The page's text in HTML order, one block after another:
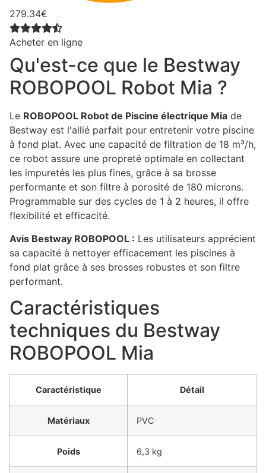
279.34€
Acheter en ligne
Qu'est-ce que le Bestway
ROBOPOOL Robot Mia ?
Le ROBOPOOL Robot de Piscine électrique Mia de
Bestway est l'allié parfait pour entretenir votre piscine
à fond plat. Avec une capacité de filtration de 18 m³/h,
ce robot assure une propreté optimale en collectant
les impuretés les plus fines, grâce à sa brosse
performante et son filtre à porosité de 180 microns.
Programmable sur des cycles de 1 à 2 heures, il offre
flexibilité et efficacité.
Avis Bestway ROBOPOOL : Les utilisateurs apprécient
sa capacité à nettoyer efficacement les piscines à
fond plat grâce à ses brosses robustes et son filtre
performant.
Caractéristiques
techniques du Bestway
ROBOPOOL Mia
Caractéristique Détail
Matériaux PVC
Poids 6,3 kg